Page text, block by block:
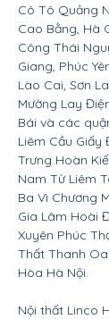
Cô Tô Quảng
Cao Bằng, Hà
Công Thái
Giang, Phúc
Lào Cai, Sơn
Mường Lay
Bái và các
Liêm Cầu
Trưng Hoàn
Nam Từ Liêm
Ba Vì Chương
Gia Lâm Hoài
Xuyên Phúc
Thất Thanh
Hòa Hà Nội.
Nội thất Linco